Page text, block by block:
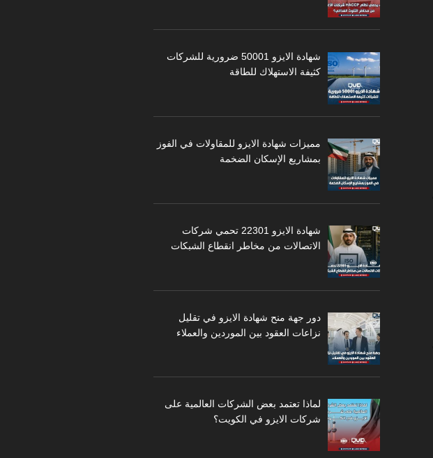
شهادة الايزو 50001 ضرورية للشركات
كثيفة الاستهلاك للطاقة
مميزات شهادة الايزو للمقاولات في الفوز
بمشاريع الإسكان الضخمة
شهادة الايزو 22301 تحمي شركات
الاتصالات من مخاطر انقطاع الشبكات
دور جهة منح شهادة الايزو في تقليل
نزاعات العقود بين الموردين والعملاء
لماذا تعتمد بعض الشركات العالمية على
شركات الايزو في الكويت؟